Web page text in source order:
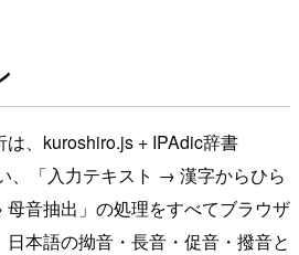
、kuroshiro.js + IPAdic辞書
、「入力テキスト → 漢字からひら
音抽出」の処理をすべてブラウザ
本語の拗音・長音・促音・撥音と